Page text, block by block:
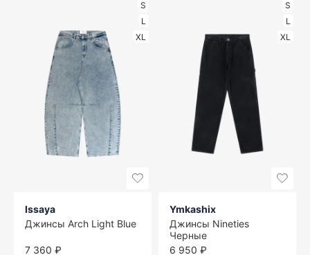
S
L
XL
Issaya
Джинсы Arch Light Blue
7 360 ₽
S
L
XL
Ymkashix
Джинсы Nineties
Черные
6 950 ₽